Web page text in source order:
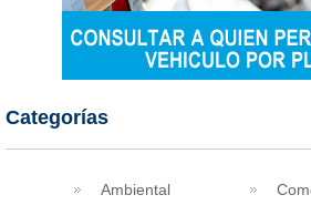
Categorías
Ambiental